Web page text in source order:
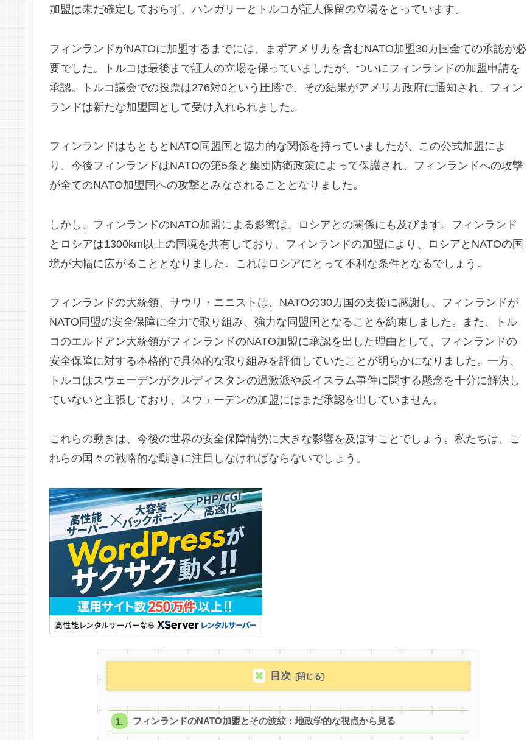
加盟は未だ確定しておらず、ハンガリーとトルコが証人保留の立場をとっています。
フィンランドがNATOに加盟するまでには、まずアメリカを含むNATO加盟30カ国全ての承認が必
要でした。トルコは最後まで証人の立場を保っていましたが、ついにフィンランドの加盟申請を
承認。トルコ議会での投票は276対0という圧勝で、その結果がアメリカ政府に通知され、フィン
ランドは新たな加盟国として受け入れられました。
フィンランドはもともとNATO同盟国と協力的な関係を持っていましたが、この公式加盟によ
り、今後フィンランドはNATOの第5条と集団防衛政策によって保護され、フィンランドへの攻撃
が全てのNATO加盟国への攻撃とみなされることとなりました。
しかし、フィンランドのNATO加盟による影響は、ロシアとの関係にも及びます。フィンランド
とロシアは1300km以上の国境を共有しており、フィンランドの加盟により、ロシアとNATOの国
境が大幅に広がることとなりました。これはロシアにとって不利な条件となるでしょう。
フィンランドの大統領、サウリ・ニニストは、NATOの30カ国の支援に感謝し、フィンランドが
NATO同盟の安全保障に全力で取り組み、強力な同盟国となることを約束しました。また、トル
コのエルドアン大統領がフィンランドのNATO加盟に承認を出した理由として、フィンランドの
安全保障に対する本格的で具体的な取り組みを評価していたことが明らかになりました。一方、
トルコはスウェーデンがクルディスタンの過激派や反イスラム事件に関する懸念を十分に解決し
ていないと主張しており、スウェーデンの加盟にはまだ承認を出していません。
これらの動きは、今後の世界の安全保障情勢に大きな影響を及ぼすことでしょう。私たちは、こ
れらの国々の戦略的な動きに注目しなければならないでしょう。
目次
フィンランドのNATO加盟とその波紋：地政学的な視点から見る